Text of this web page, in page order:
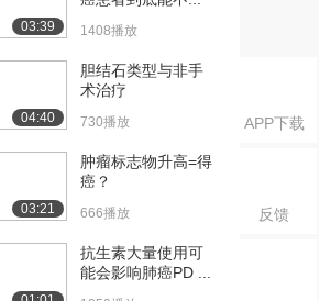
APP下载
反馈
03:39 1408播放
04:40
胆结石类型与非手
术治疗
730播放
03:21
肿瘤标志物升高=得
癌？
666播放
抗生素大量使用可
能会影响肺癌PD ...